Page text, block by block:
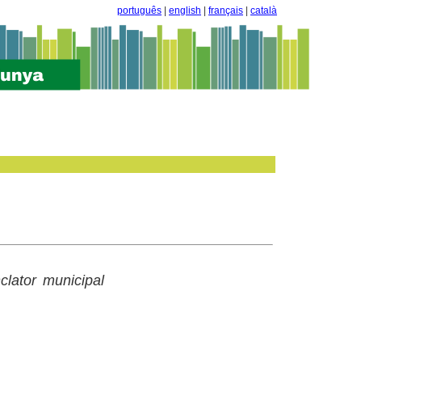
português english français català
municipal